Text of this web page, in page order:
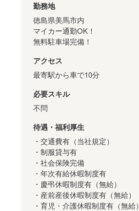
勤務地
徳島県美馬市内
マイカー通勤OK！
無料駐車場完備！
アクセス
最寄駅から車で10分
必要スキル
不問
待遇・福利厚生
・交通費有（当社規定）
・制服貸与有
・社会保険完備
・年次有給休暇制度有
・慶弔休暇制度有（無給）
・産前産後休暇制度有（無給）
・育児・介護休暇制度有（無給）